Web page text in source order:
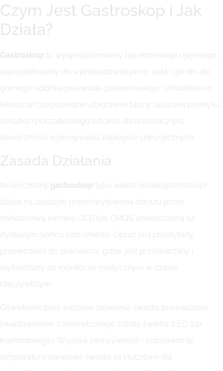
Czym Jest Gastroskop i Jak
Działa?
Gastroskop to wyspecjalizowany typ endoskopu giętkiego,
zaprojektowany do wprowadzania przez usta i gardło do
górnego odcinka przewodu pokarmowego. Umożliwia on
lekarzowi bezpośrednie obejrzenie błony śluzowej przełyku,
żołądka i początkowego odcinka dwunastnicy bez
konieczności wykonywania zabiegów chirurgicznych.
Zasada Działania
Nowoczesny gastroskop typu wideo (wideogastroskop)
działa na zasadzie przechwytywania obrazu przez
miniaturową kamerę CCD lub CMOS umieszczoną na
dystalnym końcu instrumentu. Obraz jest przesyłany
przewodami do procesora, gdzie jest przetwarzany i
wyświetlany na monitorze medycznym w czasie
rzeczywistym.
Oświetlenie pola widzenia zapewnia światło prowadzone
światłowodem z zewnętrznego źródła światła (LED lub
ksenonowego). Wysoka intensywność i odpowiednia
temperatura barwowa światła są kluczowe dla